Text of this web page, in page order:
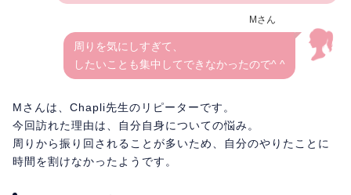
Mさん
周りを気にしすぎて、
したいことも集中してできなかったので^ ^
Mさんは、Chapli先生のリピーターです。
今回訪れた理由は、自分自身についての悩み。
周りから振り回されることが多いため、自分のやりたことに
時間を割けなかったようです。